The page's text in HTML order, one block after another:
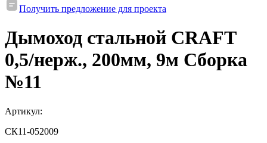
Получить предложение для проекта
Дымоход стальной CRAFT
0,5/нерж., 200мм, 9м Сборка
№11
Артикул:
СК11-052009